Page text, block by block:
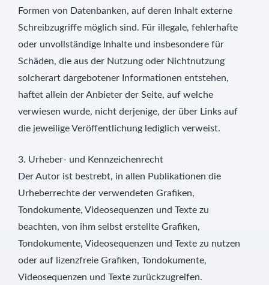
Formen von Datenbanken, auf deren Inhalt externe
Schreibzugriffe möglich sind. Für illegale, fehlerhafte
oder unvollständige Inhalte und insbesondere für
Schäden, die aus der Nutzung oder Nichtnutzung
solcherart dargebotener Informationen entstehen,
haftet allein der Anbieter der Seite, auf welche
verwiesen wurde, nicht derjenige, der über Links auf
die jeweilige Veröffentlichung lediglich verweist.
3. Urheber- und Kennzeichenrecht
Der Autor ist bestrebt, in allen Publikationen die
Urheberrechte der verwendeten Grafiken,
Tondokumente, Videosequenzen und Texte zu
beachten, von ihm selbst erstellte Grafiken,
Tondokumente, Videosequenzen und Texte zu nutzen
oder auf lizenzfreie Grafiken, Tondokumente,
Videosequenzen und Texte zurückzugreifen.